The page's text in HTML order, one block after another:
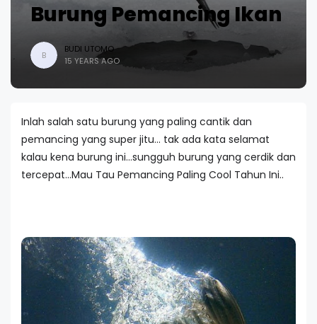
Burung Pemancing Ikan
B
BUDI UTOMO
15 YEARS AGO
Inlah salah satu burung yang paling cantik dan
pemancing yang super jitu... tak ada kata selamat
kalau kena burung ini...sungguh burung yang cerdik dan
tercepat...Mau Tau Pemancing Paling Cool Tahun Ini..